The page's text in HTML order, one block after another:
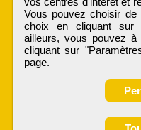
Vous pouvez choisir
choix en cliquant sur
ailleurs, vous pouvez
cliquant sur
page.